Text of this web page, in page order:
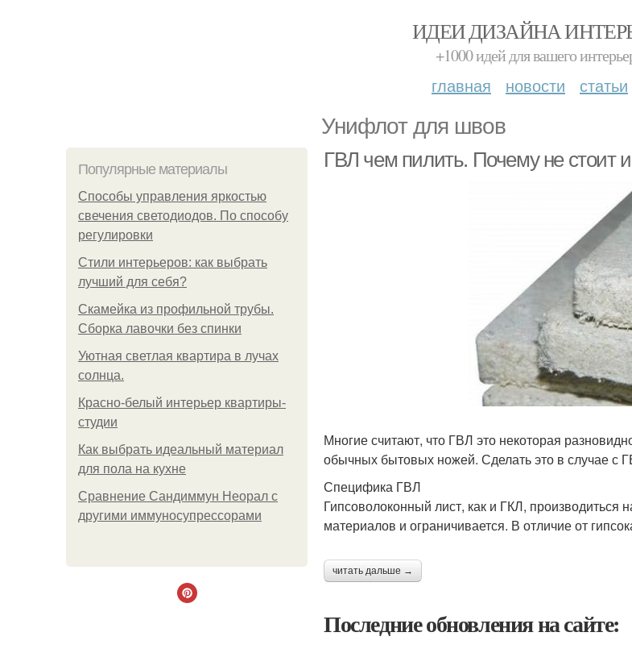
ИДЕИ ДИЗАЙНА
+1000 идей для вашего
главная новости статьи
Унифлот для швов
Популярные материалы
Способы управления яркостью
свечения светодиодов. По способу
регулировки
Стили интерьеров: как выбрать
лучший для себя?
Скамейка из профильной трубы.
Сборка лавочки без спинки
Уютная светлая квартира в лучах
солнца.
Красно-белый интерьер квартиры-
студии
Как выбрать идеальный материал
для пола на кухне
Сравнение Сандиммун Неорал с
другими иммуносупрессорами
ГВЛ чем пилить. Почему не стоит
Многие считают, что ГВЛ это некоторая
обычных бытовых ножей. Сделать это в случае с
Специфика ГВЛ
Гипсоволоконный лист, как и ГКЛ, производиться
материалов и ограничивается. В отличие от
читать дальше →
Последние обновления на сайте: